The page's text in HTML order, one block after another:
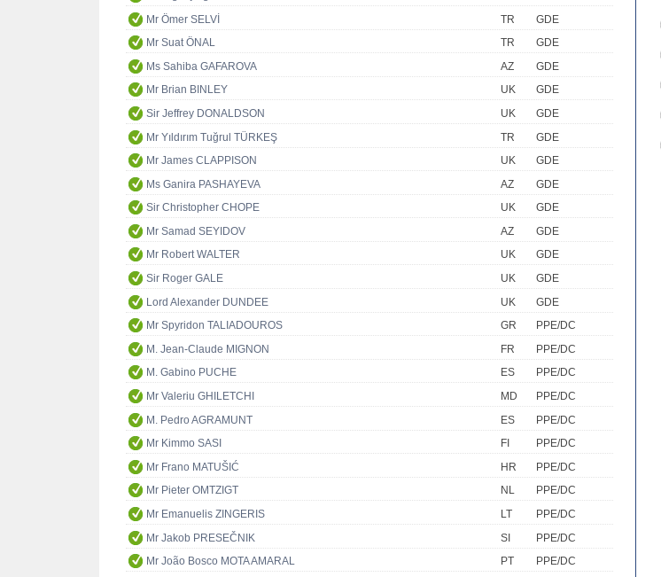
Mr Ömer SELVİ
TR
GDE
Mr Suat ÖNAL
TR
GDE
Ms Sahiba GAFAROVA
AZ
GDE
Mr Brian BINLEY
UK
GDE
Sir Jeffrey DONALDSON
UK
GDE
Mr Yıldırım Tuğrul TÜRKEŞ
TR
GDE
Mr James CLAPPISON
UK
GDE
Ms Ganira PASHAYEVA
AZ
GDE
Sir Christopher CHOPE
UK
GDE
Mr Samad SEYIDOV
AZ
GDE
Mr Robert WALTER
UK
GDE
Sir Roger GALE
UK
GDE
Lord Alexander DUNDEE
UK
GDE
Mr Spyridon TALIADOUROS
GR
PPE/DC
M. Jean-Claude MIGNON
FR
PPE/DC
M. Gabino PUCHE
ES
PPE/DC
Mr Valeriu GHILETCHI
MD
PPE/DC
M. Pedro AGRAMUNT
ES
PPE/DC
Mr Kimmo SASI
FI
PPE/DC
Mr Frano MATUŠIĆ
HR
PPE/DC
Mr Pieter OMTZIGT
NL
PPE/DC
Mr Emanuelis ZINGERIS
LT
PPE/DC
Mr Jakob PRESEČNIK
SI
PPE/DC
Mr João Bosco MOTA AMARAL
PT
PPE/DC